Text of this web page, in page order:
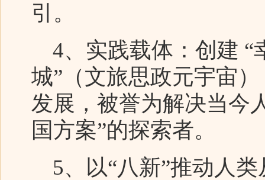
引。
4、实践载体：创建 “
城”（文旅思政元宇宙
发展，被誉为解决当今
国方案”的探索者。
5、以“八新”推动人